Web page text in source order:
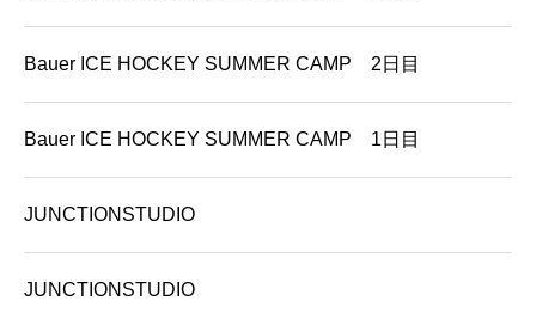
Bauer ICE HOCKEY SUMMER CAMP 2日目
Bauer ICE HOCKEY SUMMER CAMP 1日目
JUNCTIONSTUDIO
JUNCTIONSTUDIO